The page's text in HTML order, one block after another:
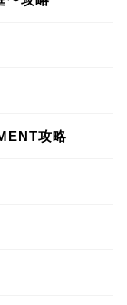
攻略